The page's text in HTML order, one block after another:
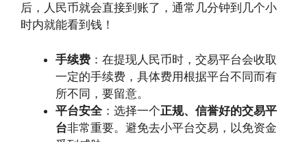
后，人民币就会直接到账了，通常几分钟到几个小
时内就能看到钱！
手续费 ：在提现人民币时，交易平台会收取
一定的手续费，具体费用根据平台不同而有
所不同，要留意。
平台安全：选择一个正规、信誉好的交易平
台非常重要。避免去小平台交易，以免资金